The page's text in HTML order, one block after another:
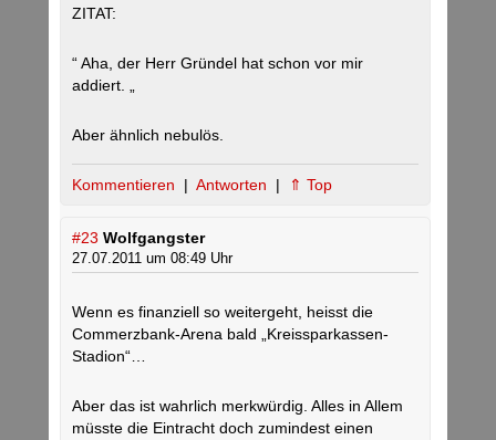
ZITAT:
“ Aha, der Herr Gründel hat schon vor mir
addiert. „
Aber ähnlich nebulös.
Kommentieren | Antworten | ⇑ Top
#23 Wolfgangster
27.07.2011 um 08:49 Uhr
Wenn es finanziell so weitergeht, heisst die
Commerzbank-Arena bald „Kreissparkassen-
Stadion“…
Aber das ist wahrlich merkwürdig. Alles in Allem
müsste die Eintracht doch zumindest einen